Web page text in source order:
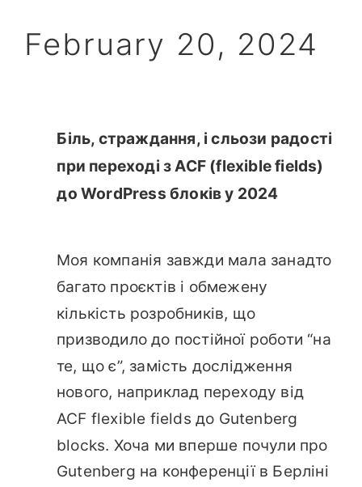
February 20, 2024
Біль, страждання, і сльози радості
при переході з ACF (flexible fields)
до WordPress блоків у 2024
Моя компанія завжди мала занадто
багато проєктів і обмежену
кількість розробників, що
призводило до постійної роботи “на
те, що є”, замість дослідження
нового, наприклад переходу від
ACF flexible fields до Gutenberg
blocks. Хоча ми вперше почули про
Gutenberg на конференції в Берліні